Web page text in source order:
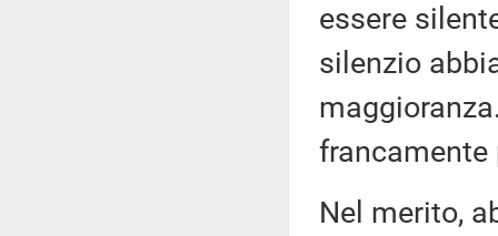
essere
silenzio
francamente
Nel merito,